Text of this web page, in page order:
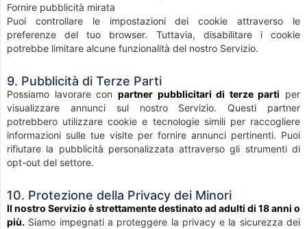
Fornire pubblicità mirata
Puoi controllare le impostazioni dei cookie attraverso le
preferenze del tuo browser. Tuttavia, disabilitare i cookie
potrebbe limitare alcune funzionalità del nostro Servizio.
9. Pubblicità di Terze Parti
Possiamo lavorare con partner pubblicitari di terze parti per
visualizzare annunci sul nostro Servizio. Questi partner
potrebbero utilizzare cookie e tecnologie simili per raccogliere
informazioni sulle tue visite per fornire annunci pertinenti. Puoi
rifiutare la pubblicità personalizzata attraverso gli strumenti di
opt-out del settore.
10. Protezione della Privacy dei Minori
Il nostro Servizio è strettamente destinato ad adulti di 18 anni o
più. Siamo impegnati a proteggere la privacy e la sicurezza dei